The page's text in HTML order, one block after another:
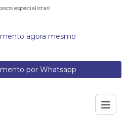
especialistas!
agora mesmo
por Whatsapp